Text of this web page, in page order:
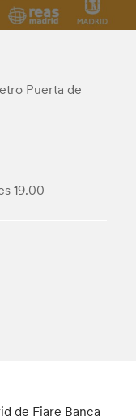
Puerta de
19.00
de Fiare Banca